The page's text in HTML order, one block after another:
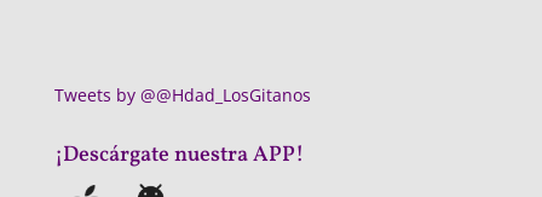
Tweets by @@Hdad_LosGitanos
¡Descárgate nuestra APP!